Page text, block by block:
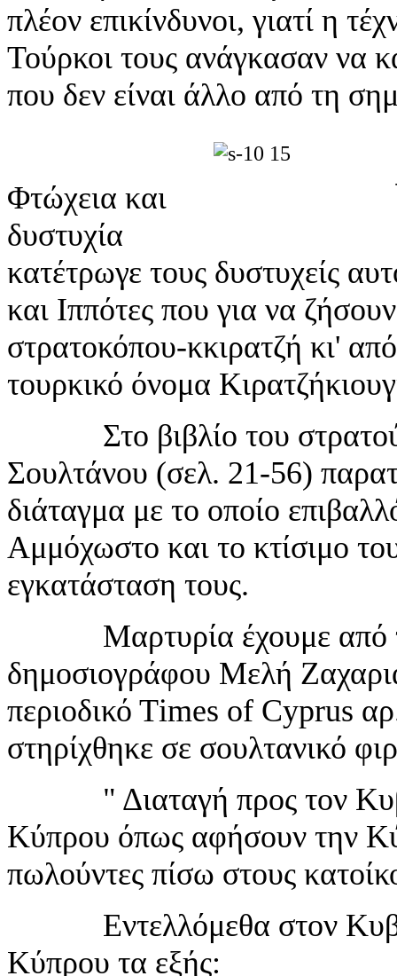
πλέον επικίνδυνοι, γιατί η
Τούρκοι τους ανάγκασαν να
που δεν είναι άλλο από τη
Το λιμανάκι
Φτώχεια και
δυστυχία
κατέτρωγε τους δυστυχείς
και Ιππότες που για να
στρατοκόπου-κκιρατζή κι'
τουρκικό όνομα
Στο βιβλίο του στρατού
Σουλτάνου (σελ. 21-56)
διάταγμα με το οποίο
Αμμόχωστο και το κτίσιμο
εγκατάσταση τους.
Μαρτυρία έχουμε από τη
δημοσιογράφου Μελή
περιοδικό Τimes of Cyprus
στηρίχθηκε σε σουλτανικό
" Διαταγή προς τον
Κύπρου όπως αφήσουν την
πωλούντες πίσω στους
Εντελλόμεθα στον
Κύπρου τα εξής: